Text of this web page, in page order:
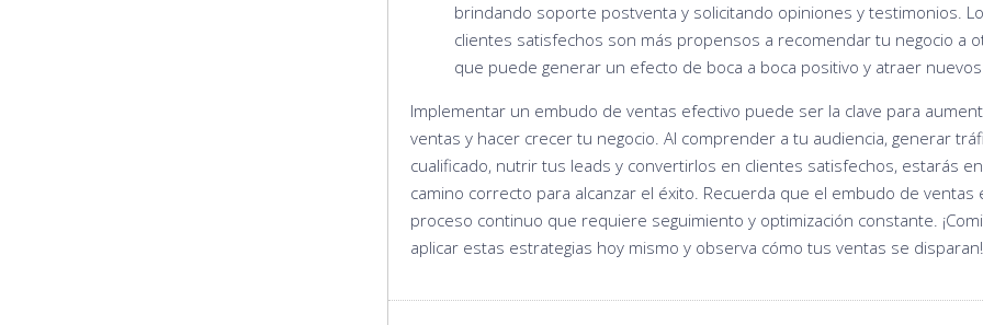
brindando soporte postventa y solicitando opiniones y testimonios.
clientes satisfechos son más propensos a recomendar tu negocio a
que puede generar un efecto de boca a boca positivo y atraer
Implementar un embudo de ventas efectivo puede ser la clave para
ventas y hacer crecer tu negocio. Al comprender a tu audiencia, generar
cualificado, nutrir tus leads y convertirlos en clientes satisfechos, estarás
camino correcto para alcanzar el éxito. Recuerda que el embudo de ventas
proceso continuo que requiere seguimiento y optimización constante.
aplicar estas estrategias hoy mismo y observa cómo tus ventas se disparan!